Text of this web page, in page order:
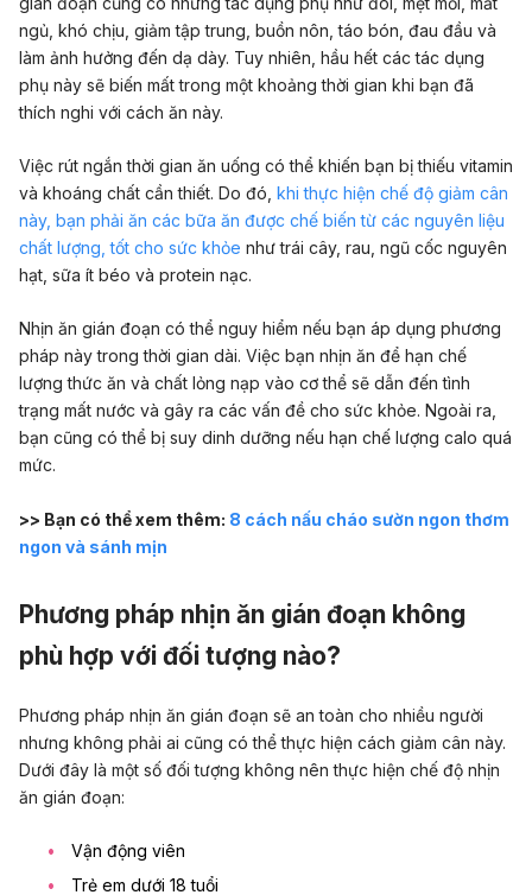
ngủ, khó chịu, giảm tập trung, buồn nôn, táo bón, đau đầu và
làm ảnh hưởng đến dạ dày. Tuy nhiên, hầu hết các tác dụng
phụ này sẽ biến mất trong một khoảng thời gian khi bạn đã
thích nghi với cách ăn này.
Việc rút ngắn thời gian ăn uống có thể khiến bạn bị thiếu vitamin
và khoáng chất cần thiết. Do đó, khi thực hiện chế độ giảm cân
này, bạn phải ăn các bữa ăn được chế biến từ các nguyên liệu
chất lượng, tốt cho sức khỏe như trái cây, rau, ngũ cốc nguyên
hạt, sữa ít béo và protein nạc.
Nhịn ăn gián đoạn có thể nguy hiểm nếu bạn áp dụng phương
pháp này trong thời gian dài. Việc bạn nhịn ăn để hạn chế
lượng thức ăn và chất lỏng nạp vào cơ thể sẽ dẫn đến tình
trạng mất nước và gây ra các vấn đề cho sức khỏe. Ngoài ra,
bạn cũng có thể bị suy dinh dưỡng nếu hạn chế lượng calo quá
mức.
>> Bạn có thể xem thêm: 8 cách nấu cháo sườn ngon thơm
ngon và sánh mịn
Phương pháp nhịn ăn gián đoạn không
phù hợp với đối tượng nào?
Phương pháp nhịn ăn gián đoạn sẽ an toàn cho nhiều người
nhưng không phải ai cũng có thể thực hiện cách giảm cân này.
Dưới đây là một số đối tượng không nên thực hiện chế độ nhịn
ăn gián đoạn:
Vận động viên
Trẻ em dưới 18 tuổi